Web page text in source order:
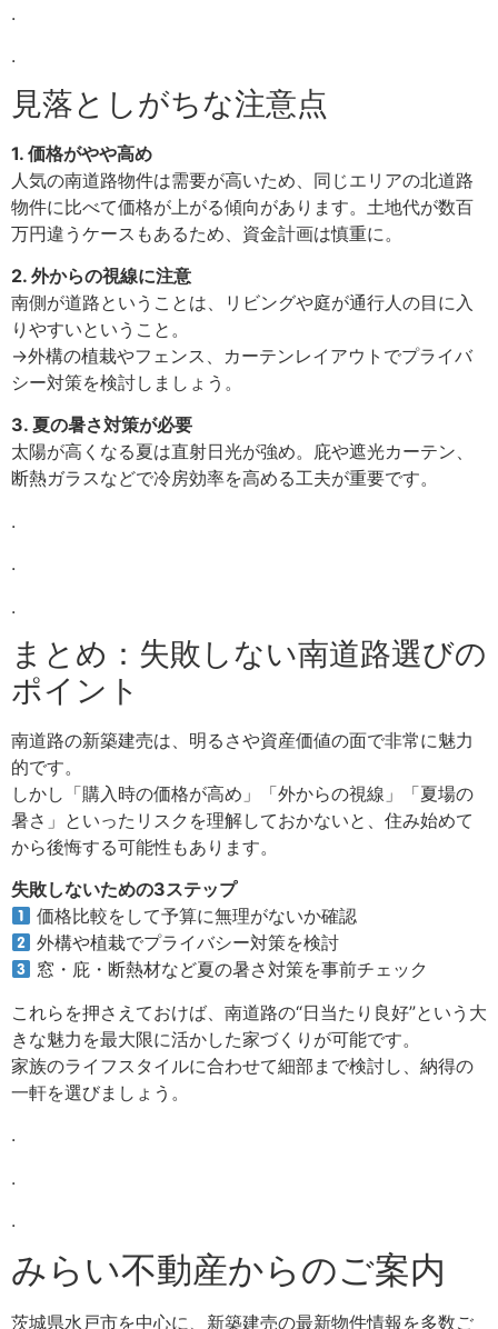
.
.
見落としがちな注意点
1. 価格がやや高め
人気の南道路物件は需要が高いため、同じエリアの北道路
物件に比べて価格が上がる傾向があります。土地代が数百
万円違うケースもあるため、資金計画は慎重に。
2. 外からの視線に注意
南側が道路ということは、リビングや庭が通行人の目に入
りやすいということ。
→外構の植栽やフェンス、カーテンレイアウトでプライバ
シー対策を検討しましょう。
3. 夏の暑さ対策が必要
太陽が高くなる夏は直射日光が強め。庇や遮光カーテン、
断熱ガラスなどで冷房効率を高める工夫が重要です。
.
.
.
まとめ：失敗しない南道路選びの
ポイント
南道路の新築建売は、明るさや資産価値の面で非常に魅力
的です。
しかし「購入時の価格が高め」「外からの視線」「夏場の
暑さ」といったリスクを理解しておかないと、住み始めて
から後悔する可能性もあります。
失敗しないための3ステップ
価格比較をして予算に無理がないか確認
外構や植栽でプライバシー対策を検討
窓・庇・断熱材など夏の暑さ対策を事前チェック
これらを押さえておけば、南道路の“日当たり良好”という大
きな魅力を最大限に活かした家づくりが可能です。
家族のライフスタイルに合わせて細部まで検討し、納得の
一軒を選びましょう。
.
.
.
みらい不動産からのご案内
茨城県水戸市を中心に、新築建売の最新物件情報を多数ご